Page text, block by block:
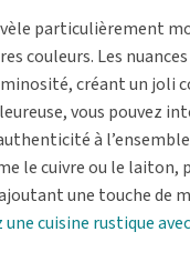
particulièrement
couleurs. Les
créant un joli
vous pouvez
à
le cuivre ou le laiton,
une touche de
cuisine rustique